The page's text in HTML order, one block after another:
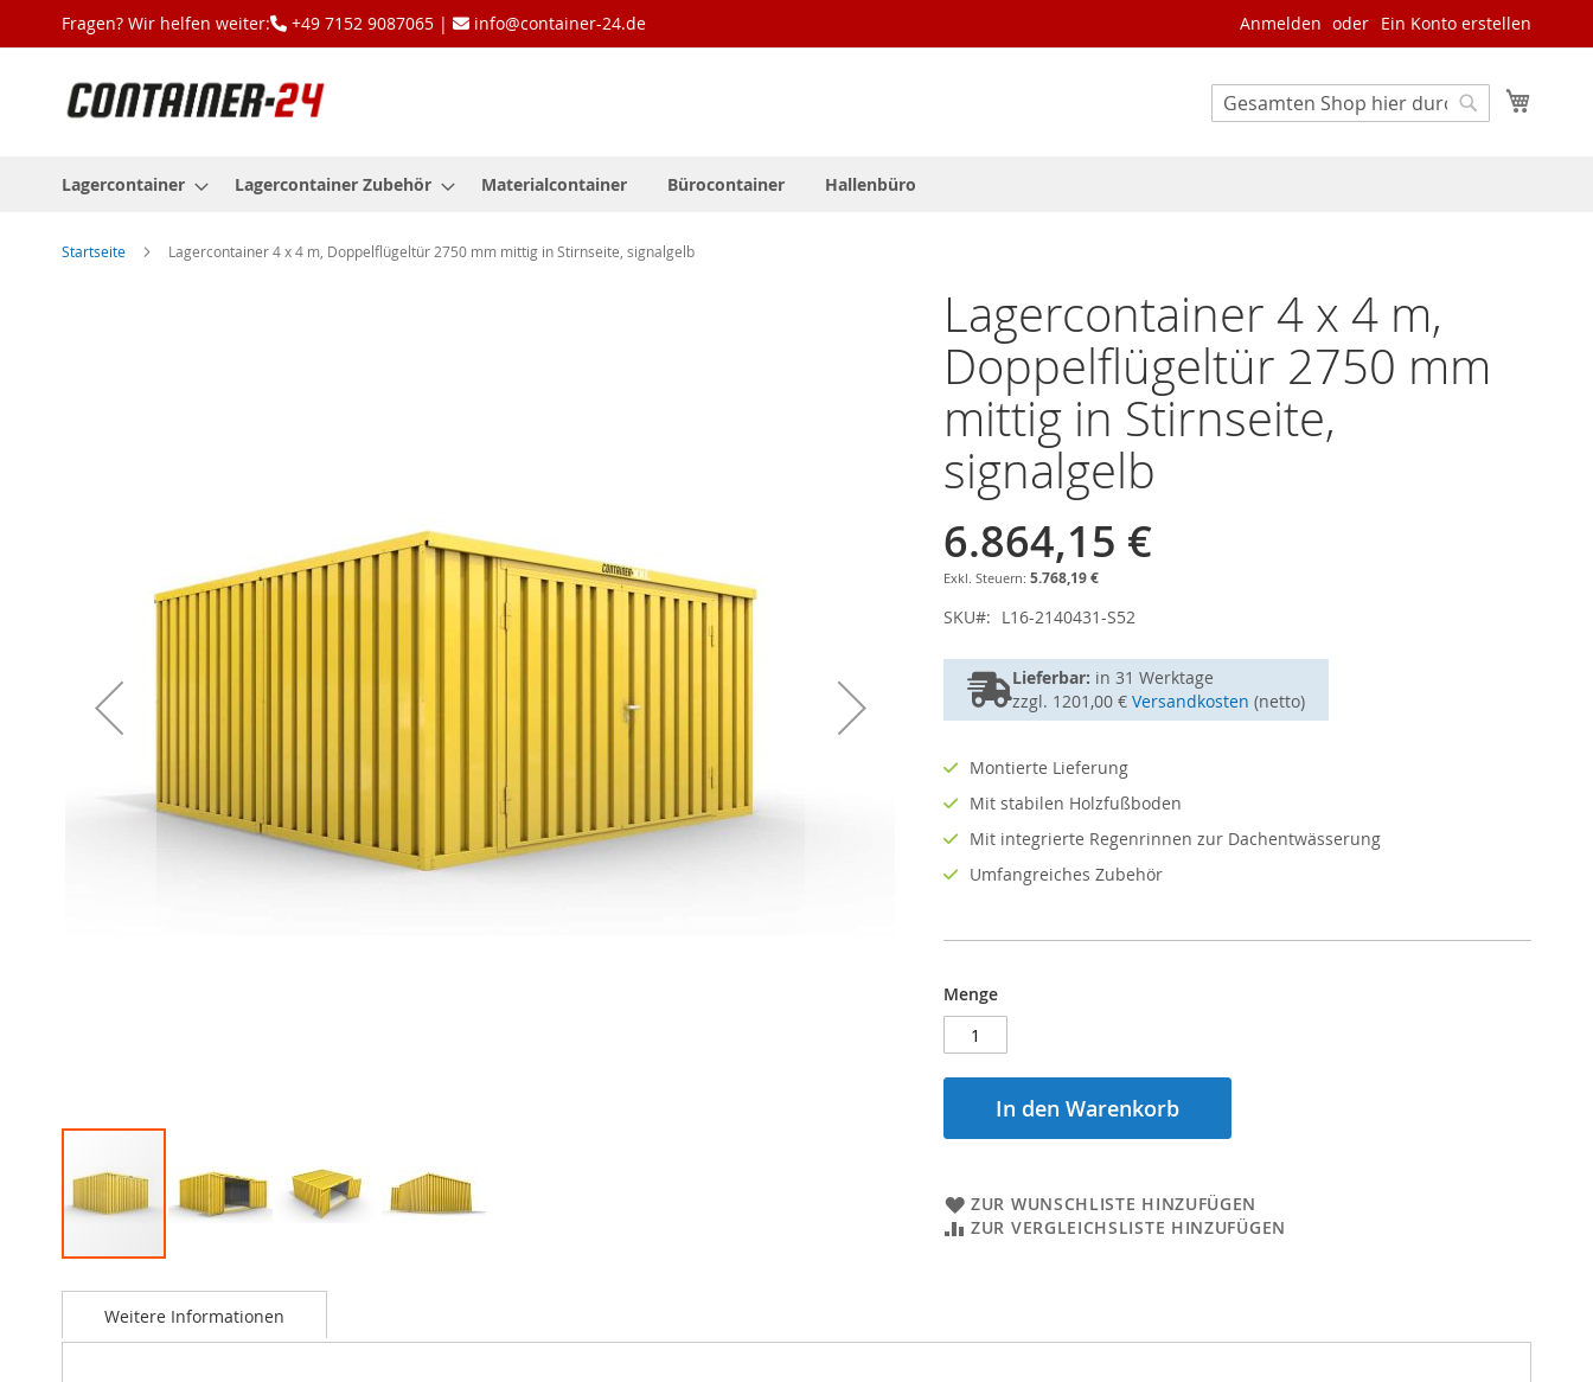
Zum
Inhalt
Anmelden Ein Konto erstellen
Fragen? Wir helfen weiter: +49 7152 9087065 | info@container-24.de
Search
Lagercontainer Lagercontainer Zubehör Materialcontainer Bürocontainer Hallenbüro
Startseite Lagercontainer 4 x 4 m, Doppelflügeltür 2750 mm mittig in Stirnseite, signalgelb
Anfang
Bildgalerie
Lagercontainer 4 x 4 m,
Doppelflügeltür 2750 mm
mittig in Stirnseite,
signalgelb
6.864,15 €
5.768,19 €
SKU L16-2140431-S52
Lieferbar: in 31 Werktage
zzgl. 1201,00 € Versandkosten (netto)
Montierte Lieferung
Mit stabilen Holzfußboden
Mit integrierte Regenrinnen zur Dachentwässerung
Umfangreiches Zubehör
Menge
In den Warenkorb
ZUR WUNSCHLISTE HINZUFÜGEN
ZUR VERGLEICHSLISTE HINZUFÜGEN
Weitere Informationen